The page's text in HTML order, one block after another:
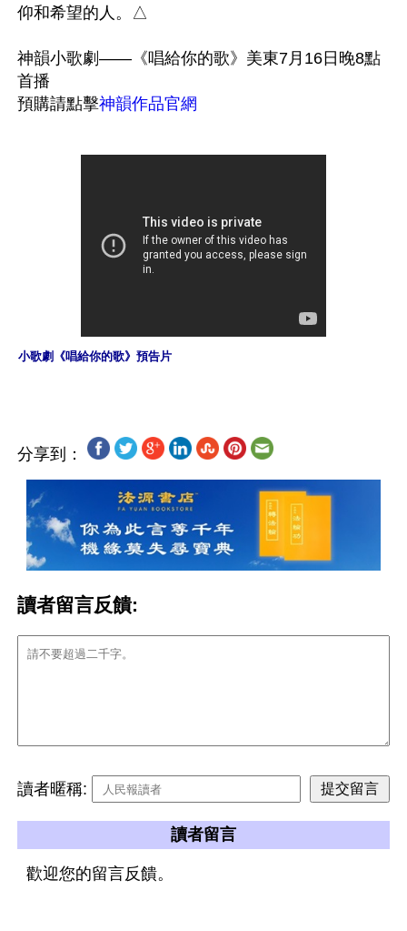
仰和希望的人。△
神韻小歌劇——《唱給你的歌》美東7月16日晚8點
首播
預購請點擊神韻作品官網
小歌劇《唱給你的歌》預告片
分享到：
讀者留言反饋:
讀者暱稱:
讀者留言
歡迎您的留言反饋。